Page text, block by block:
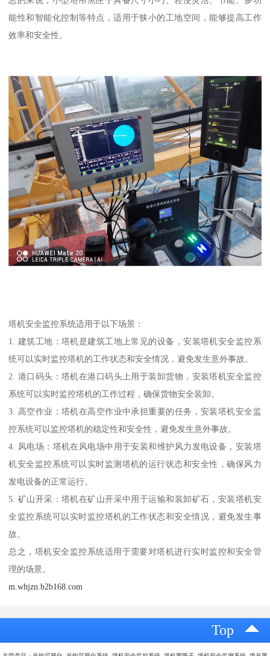
能性和智能化控制等特点，适用于狭小的工地空间，能够提高工作
效率和安全性。
塔机安全监控系统适用于以下场景：
1. 建筑工地：塔机是建筑工地上常见的设备，安装塔机安全监控系
统可以实时监控塔机的工作状态和安全情况，避免发生意外事故。
2. 港口码头：塔机在港口码头上用于装卸货物，安装塔机安全监控
系统可以实时监控塔机的工作过程，确保货物安全装卸。
3. 高空作业：塔机在高空作业中承担重要的任务，安装塔机安全监
控系统可以监控塔机的稳定性和安全性，避免发生意外事故。
4. 风电场：塔机在风电场中用于安装和维护风力发电设备，安装塔
机安全监控系统可以实时监测塔机的运行状态和安全性，确保风力
发电设备的正常运行。
5. 矿山开采：塔机在矿山开采中用于运输和装卸矿石，安装塔机安
全监控系统可以实时监控塔机的工作状态和安全情况，避免发生事
故。
总之，塔机安全监控系统适用于需要对塔机进行实时监控和安全管
理的场景。
m.whjzn.b2b168.com
Top